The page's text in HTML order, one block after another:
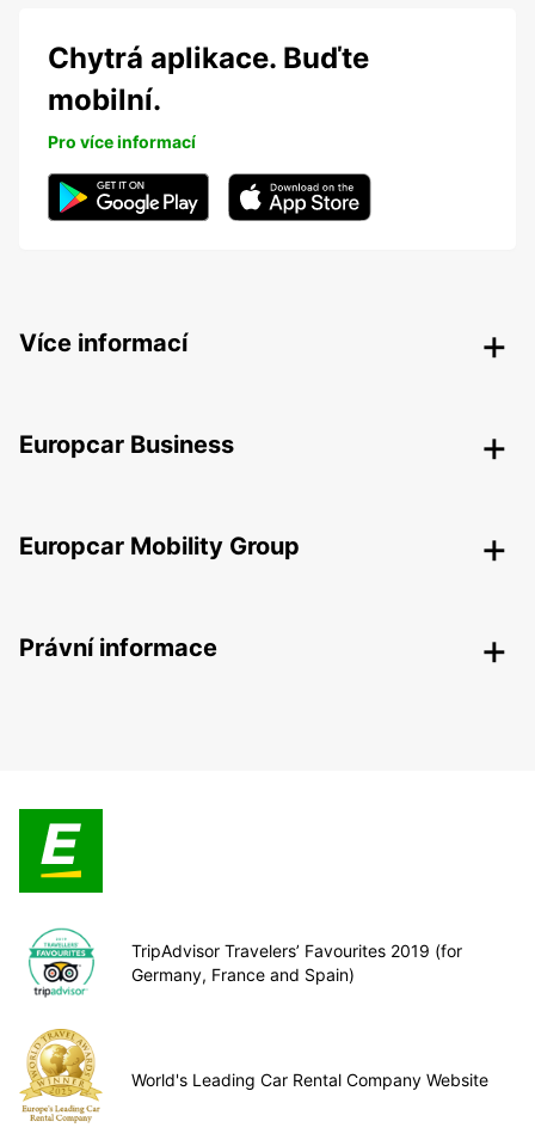
Chytrá aplikace. Buďte
mobilní.
Pro více informací
Více informací
Europcar Business
Europcar Mobility Group
Právní informace
TripAdvisor Travelers’ Favourites 2019 (for
Germany, France and Spain)
World's Leading Car Rental Company Website